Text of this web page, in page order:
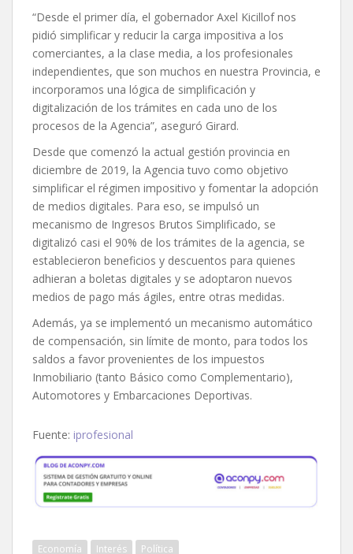
“Desde el primer día, el gobernador Axel Kicillof nos
pidió simplificar y reducir la carga impositiva a los
comerciantes, a la clase media, a los profesionales
independientes, que son muchos en nuestra Provincia, e
incorporamos una lógica de simplificación y
digitalización de los trámites en cada uno de los
procesos de la Agencia”, aseguró Girard.
Desde que comenzó la actual gestión provincia en
diciembre de 2019, la Agencia tuvo como objetivo
simplificar el régimen impositivo y fomentar la adopción
de medios digitales. Para eso, se impulsó un
mecanismo de Ingresos Brutos Simplificado, se
digitalizó casi el 90% de los trámites de la agencia, se
establecieron beneficios y descuentos para quienes
adhieran a boletas digitales y se adoptaron nuevos
medios de pago más ágiles, entre otras medidas.
Además, ya se implementó un mecanismo automático
de compensación, sin límite de monto, para todos los
saldos a favor provenientes de los impuestos
Inmobiliario (tanto Básico como Complementario),
Automotores y Embarcaciones Deportivas.
Fuente: iprofesional
Economía Interés Política